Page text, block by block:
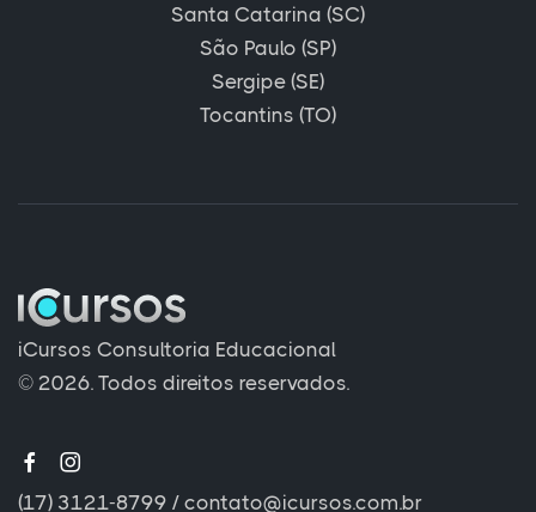
Santa Catarina (SC)
São Paulo (SP)
Sergipe (SE)
Tocantins (TO)
iCursos Consultoria Educacional
© 2026. Todos direitos reservados.
(17) 3121-8799 / contato@icursos.com.br